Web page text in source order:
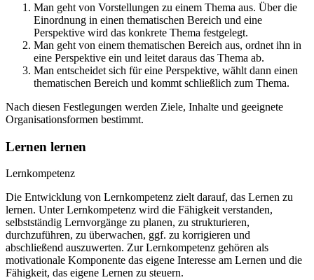
Man geht von Vorstellungen zu einem Thema aus. Über die
Einordnung in einen thematischen Bereich und eine
Perspektive wird das konkrete Thema festgelegt.
Man geht von einem thematischen Bereich aus, ordnet ihn in
eine Perspektive ein und leitet daraus das Thema ab.
Man entscheidet sich für eine Perspektive, wählt dann einen
thematischen Bereich und kommt schließlich zum Thema.
Nach diesen Festlegungen werden Ziele, Inhalte und geeignete
Organisationsformen bestimmt.
Lernen lernen
Lernkompetenz
Die Entwicklung von Lernkompetenz zielt darauf, das Lernen zu
lernen. Unter Lernkompetenz wird die Fähigkeit verstanden,
selbstständig Lernvorgänge zu planen, zu strukturieren,
durchzuführen, zu überwachen, ggf. zu korrigieren und
abschließend auszuwerten. Zur Lernkompetenz gehören als
motivationale Komponente das eigene Interesse am Lernen und die
Fähigkeit, das eigene Lernen zu steuern.